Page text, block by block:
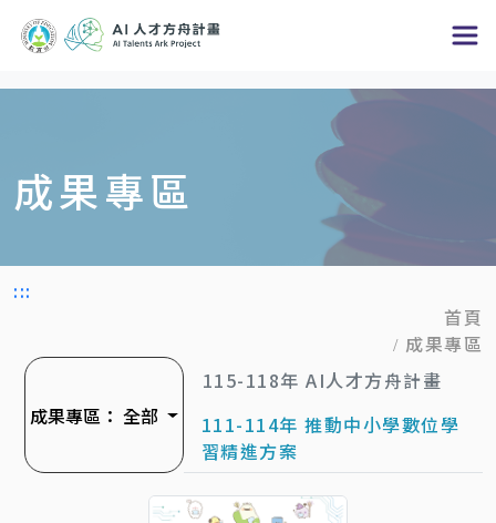
跳
容
區
成果專區
:::
首頁
成果專區
成果專區： 全部
115-118年 AI人才方舟計畫
111-114年 推動中小學數位學
習精進方案